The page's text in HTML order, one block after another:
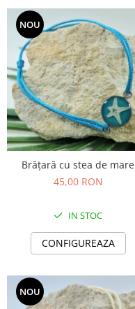
NOU
Brățară cu stea de mare
45,00 RON
IN STOC
CONFIGUREAZA
NOU